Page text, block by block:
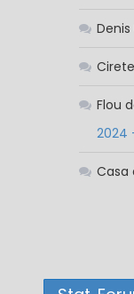
Denis
Flou
2024
Casa